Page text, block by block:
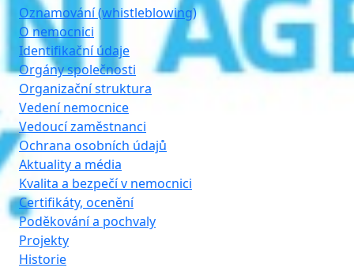
Oznamování (whistleblowing)
O nemocnici
Identifikační údaje
Orgány společnosti
Organizační struktura
Vedení nemocnice
Vedoucí zaměstnanci
Ochrana osobních údajů
Aktuality a média
Kvalita a bezpečí v nemocnici
Certifikáty, ocenění
Poděkování a pochvaly
Projekty
Historie